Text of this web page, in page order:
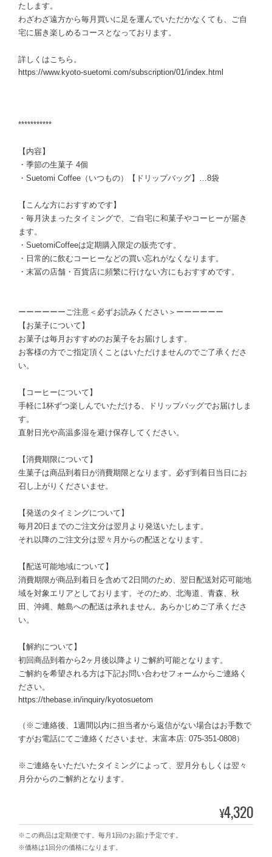
たします。
わざわざ遠方から毎月買いに足を運んでいただかなくても、ご自
宅に届き楽しめるコースとなっております。
詳しくはこちら。
https://www.kyoto-suetomi.com/subscription/01/index.html
***********
【内容】
・季節の生菓子 4個
・Suetomi Coffee（いつもの）【ドリップバッグ】…8袋
【こんな方におすすめです】
・毎月決まったタイミングで、ご自宅に和菓子やコーヒーが届き
ます。
・SuetomiCoffeeは定期購入限定の販売です。
・日常的に飲むコーヒーなどの買い忘れがなくなります。
・末冨の店舗・百貨店に頻繁に行けない方にもおすすめです。
ーーーーーーご注意＜必ずお読みください＞ーーーーーー
【お菓子について】
お菓子は毎月おすすめのお菓子をお届けします。
お客様の方でご指定頂くことはいただけませんのでご了承くださ
い。
【コーヒーについて】
手軽に1杯ずつ楽しんでいただける、ドリップバッグでお届けしま
す。
直射日光や高温多湿を避け保存してください。
【消費期限について】
生菓子は商品到着日が消費期限となります。必ず到着日当日にお
召し上がりくださいませ。
【発送のタイミングについて】
毎月20日までのご注文分は翌月より発送いたします。
それ以降のご注文分は翌々月からの配送となります。
【配送可能地域について】
消費期限が商品到着日を含めて2日間のため、翌日配送対応可能地
域を対象エリアとしております。そのため、北海道、青森、秋
田、沖縄、離島への配送は承れません。あらかじめご了承くださ
い。
【解約について】
初回商品到着から2ヶ月後以降よりご解約可能となります。
ご解約を希望される方は下記お問い合わせフォームからご連絡く
ださい。
https://thebase.in/inquiry/kyotosuetom
（※ご連絡後、1週間以内に担当者から返信がない場合はお手数で
すがお電話にてご連絡くださいませ。末富本店: 075-351-0808）
※ご連絡をいただいたタイミングによって、翌月分もしくは翌々
月分からのご解約となります。
¥4,320
※この商品は定期便です。毎月1回のお届け予定です。
※価格は1回分の価格になります。